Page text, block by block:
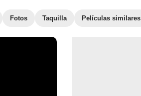
Fotos Taquilla Películas similares